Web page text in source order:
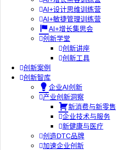
AI+设计思维训练营
AI+敏捷管理训练营
AI+增长集思会
创新学堂
创新讲座
创新工具
创新案例
创新智库
企业AI创新
产业创新洞察
新消费与新零售
企业技术与服务
新健康与医疗
创造DTC品牌
加速企业创新